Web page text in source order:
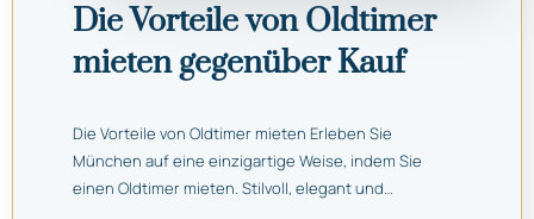
Die Vorteile von Oldtimer
mieten gegenüber Kauf
Die Vorteile von Oldtimer mieten Erleben Sie
München auf eine einzigartige Weise, indem Sie
einen Oldtimer mieten. Stilvoll, elegant und…